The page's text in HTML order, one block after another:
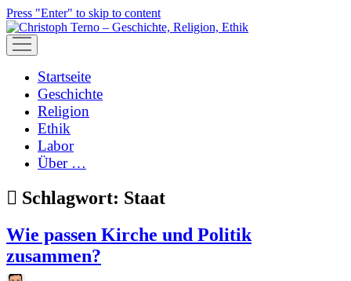
Press "Enter" to skip to content
open
menu
Startseite
Geschichte
Religion
Ethik
Labor
Über …
Schlagwort: Staat
Wie passen Kirche und Politik
zusammen?